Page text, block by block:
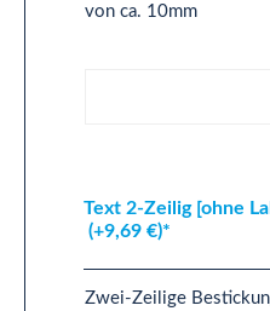
von ca. 10mm
Text 2-Zeilig [ohne
(+9,69 €)*
Zwei-Zeilige